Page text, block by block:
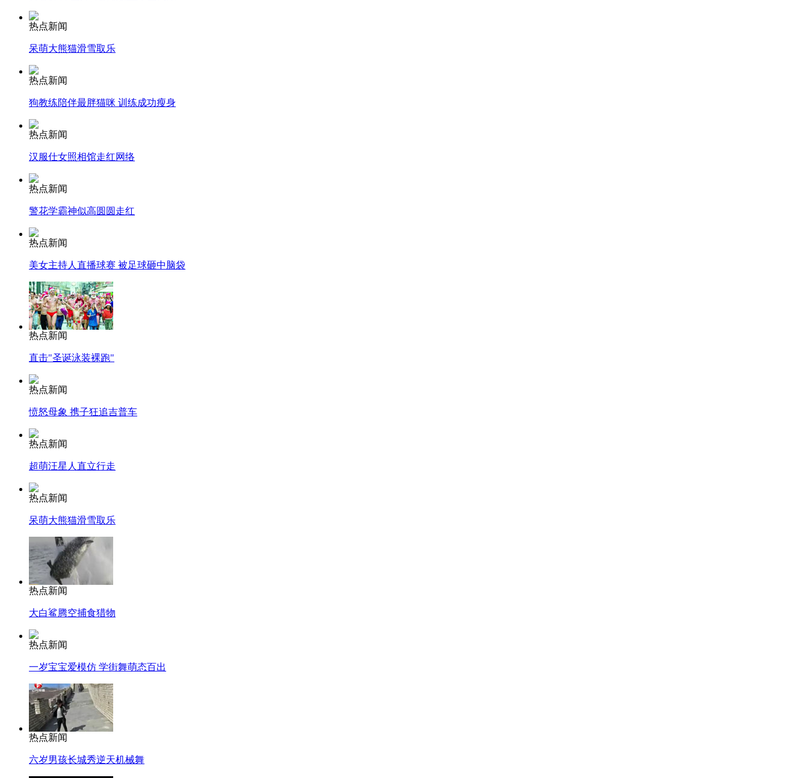
走！跟着总书记去植树
消防员救轻生者
纽约上演“枕头大战”
司机酒驾遇交警 急速倒车逃窜
热点新闻
呆萌大熊猫滑雪取乐
热点新闻
狗教练陪伴最胖猫咪 训练成功瘦身
热点新闻
汉服仕女照相馆走红网络
热点新闻
警花学霸神似高圆圆走红
热点新闻
美女主持人直播球赛 被足球砸中脑袋
热点新闻
直击"圣诞泳装裸跑"
热点新闻
愤怒母象 携子狂追吉普车
热点新闻
超萌汪星人直立行走
热点新闻
呆萌大熊猫滑雪取乐
热点新闻
大白鲨腾空捕食猎物
热点新闻
一岁宝宝爱模仿 学街舞萌态百出
热点新闻
六岁男孩长城秀逆天机械舞